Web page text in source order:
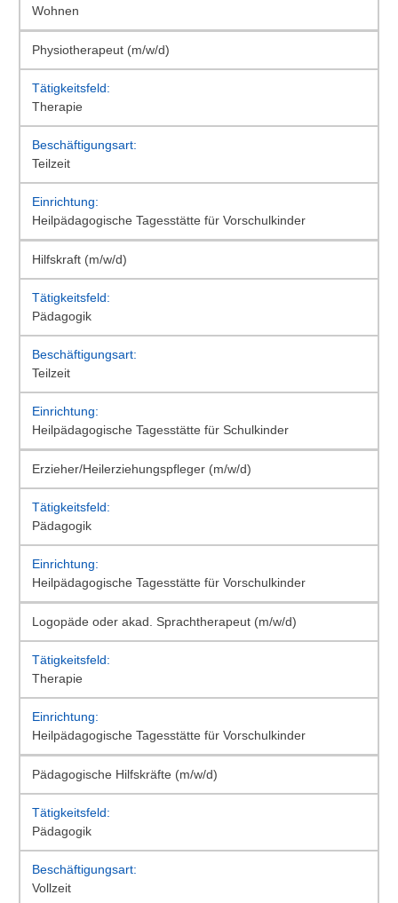
Wohnen
Physiotherapeut (m/w/d)
Therapie
Teilzeit
Heilpädagogische Tagesstätte für Vorschulkinder
Hilfskraft (m/w/d)
Pädagogik
Teilzeit
Heilpädagogische Tagesstätte für Schulkinder
Erzieher/Heilerziehungspfleger (m/w/d)
Pädagogik
Heilpädagogische Tagesstätte für Vorschulkinder
Logopäde oder akad. Sprachtherapeut (m/w/d)
Therapie
Heilpädagogische Tagesstätte für Vorschulkinder
Pädagogische Hilfskräfte (m/w/d)
Pädagogik
Vollzeit